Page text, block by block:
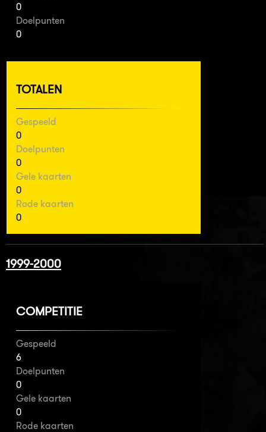
0
Doelpunten
0
TOTALEN
Gespeeld
0
Doelpunten
0
Gele kaarten
0
Rode kaarten
0
1999-2000
COMPETITIE
Gespeeld
6
Doelpunten
0
Gele kaarten
0
Rode kaarten